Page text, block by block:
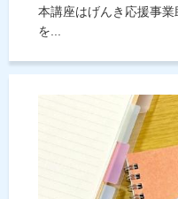
本講座はげんき応援事
を...